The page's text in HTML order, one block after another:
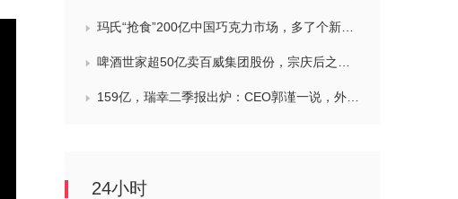
玛氏“抢食”200亿中国巧克力市场，多了个新筹码：首次引进新收购的Trü Frü，“冻干水果+巧克力”能成为零食新风口吗？
啤酒世家超50亿卖百威集团股份，宗庆后之子任新公司董事长，FIVE GUYS明年重点加密北京，三只松鼠华南总部入驻佛山，达能完成阿根廷合资
159亿，瑞幸二季报出炉：CEO郭谨一说，外卖补贴收缩节奏快于年初预期，对下半年总体保持谨慎乐观，将继续稳步出海
24小时